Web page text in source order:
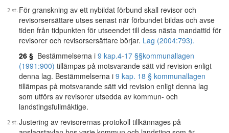
För granskning av ett nybildat förbund skall revisor och
revisorsersättare utses senast när förbundet bildas och avse
tiden från tidpunkten för utseendet till dess nästa mandattid för
revisorer och revisorsersättare börjar. Lag (2004:793).
26 § Bestämmelserna i 9 kap.4-17 §§kommunallagen
(1991:900) tillämpas på motsvarande sätt vid revision enligt
denna lag. Bestämmelserna i 9 kap. 18 § kommunallagen
tillämpas på motsvarande sätt vid revision enligt denna lag
som utförs av revisorer utsedda av kommun- och
landstingsfullmäktige.
Justering av revisorernas protokoll tillkännages på